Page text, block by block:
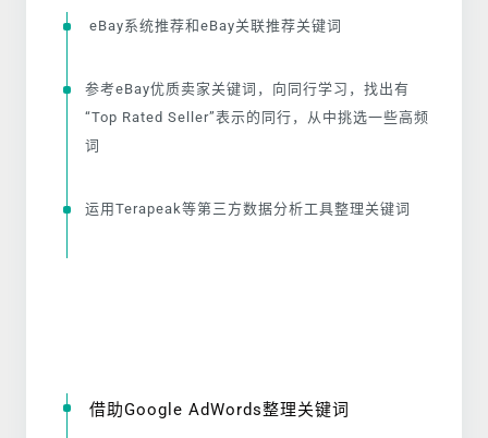
eBay系统推荐和eBay关联推荐关键词
参考eBay优质卖家关键词，向同行学习，找出有
“Top Rated Seller”表示的同行，从中挑选一些高频
词
运用Terapeak等第三方数据分析工具整理关键词
借助Google AdWords整理关键词